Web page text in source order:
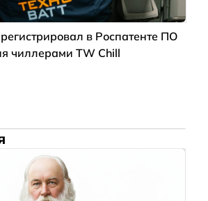
в Роспатенте ПО
чиллерами TW Chill